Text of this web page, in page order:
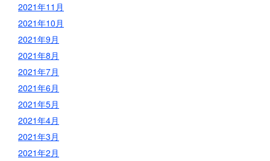
2021年11月
2021年10月
2021年9月
2021年8月
2021年7月
2021年6月
2021年5月
2021年4月
2021年3月
2021年2月